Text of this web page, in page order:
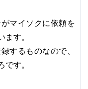
マイソクに依頼を
ます。
するものなので、
です。